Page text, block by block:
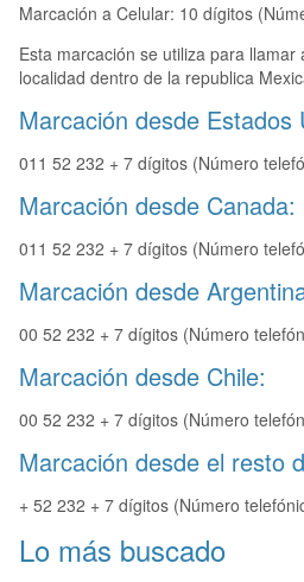
Marcación a Celular: 10 dígitos
Esta marcación se utiliza para llamar
localidad dentro de la republica
Marcación desde Estados
011 52 232 + 7 dígitos (Número
Marcación desde Canada:
011 52 232 + 7 dígitos (Número
Marcación desde
00 52 232 + 7 dígitos (Número
Marcación desde Chile:
00 52 232 + 7 dígitos (Número
Marcación desde el resto
+ 52 232 + 7 dígitos (Número
Lo más buscado